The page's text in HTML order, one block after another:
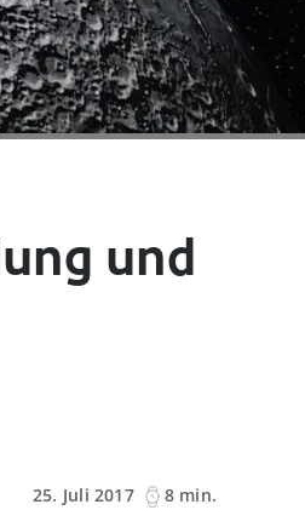
und
25. Juli 2017
8 min.